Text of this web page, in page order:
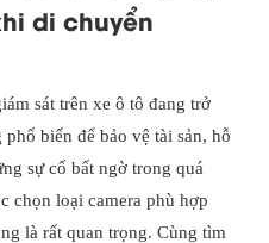
di chuyển
sát trên xe ô tô đang trở
biến để bảo vệ tài sản, hỗ
sự cố bất ngờ trong quá
chọn loại camera phù hợp
là rất quan trọng. Cùng tìm